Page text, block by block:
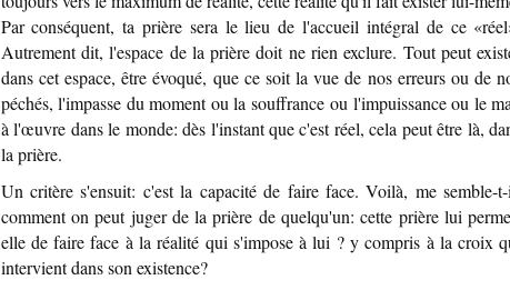
Par conséquent, ta prière sera le lieu de l'accueil intégral de ce
Autrement dit, l'espace de la prière doit ne rien exclure. Tout peut
dans cet espace, être évoqué, que ce soit la vue de nos erreurs ou de
péchés, l'impasse du moment ou la souffrance ou l'impuissance ou le
à l'œuvre dans le monde: dès l'instant que c'est réel, cela peut être là,
la prière.
Un critère s'ensuit: c'est la capacité de faire face. Voilà, me semble-
comment on peut juger de la prière de quelqu'un: cette prière lui
elle de faire face à la réalité qui s'impose à lui ? y compris à la croix
intervient dans son existence?